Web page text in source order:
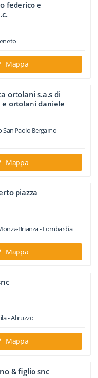
federico e
Mappa
ortolani s.a.s di
ortolani daniele
San Paolo Bergamo -
Mappa
piazza
Brianza -Lombardia
Mappa
-Abruzzo
Mappa
& figlio snc